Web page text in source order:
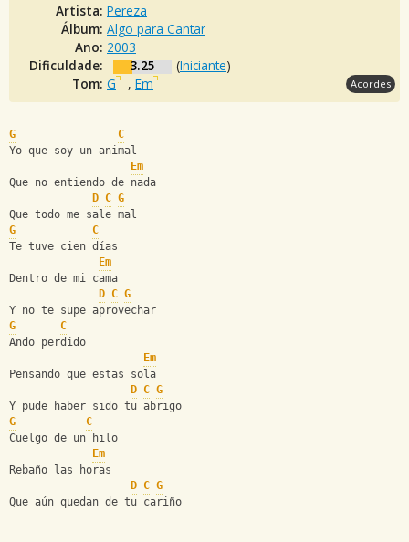
Artista: Pereza
Álbum: Algo para Cantar
Ano: 2003
Dificuldade:
3.25 (Iniciante)
Tom: G , Em Acordes
G
C
Yo que soy un animal
Em
Que no entiendo de nada
D C G
Que todo me sale mal
G
C
Te tuve cien días
Em
Dentro de mi cama
D C G
Y no te supe aprovechar
G
C
Ando perdido
Em
Pensando que estas sola
D C G
Y pude haber sido tu abrigo
G
C
Cuelgo de un hilo
Em
Rebaño las horas
D C G
Que aún quedan de tu cariño